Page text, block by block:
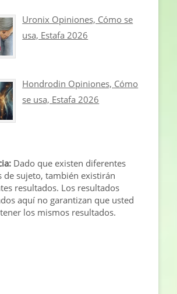
Uronix Opiniones, Cómo se
usa, Estafa 2026
Hondrodin Opiniones, Cómo
se usa, Estafa 2026
Dado que existen diferentes
de sujeto, también existirán
resultados. Los resultados
aquí no garantizan que usted
los mismos resultados.